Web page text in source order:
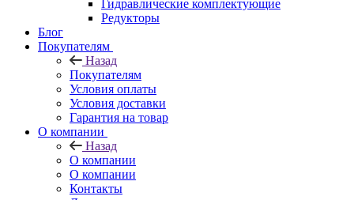
Гидравлические комплектующие
Редукторы
Блог
Покупателям
Назад
Покупателям
Условия оплаты
Условия доставки
Гарантия на товар
О компании
Назад
О компании
О компании
Контакты